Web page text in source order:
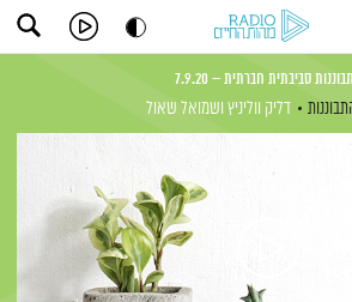
סביבתית חברתית – 7.9.20
דליק ווליניץ ושמואל שאול